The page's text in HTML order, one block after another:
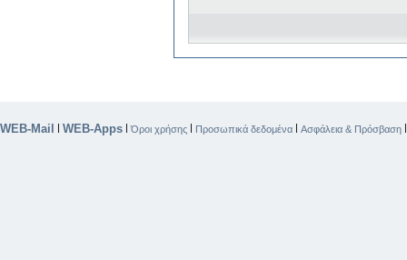
WEB-Mail | WEB-Apps |Όροι χρήσης | Προσωπικά δεδομένα | Ασφάλεια & Πρόσβαση